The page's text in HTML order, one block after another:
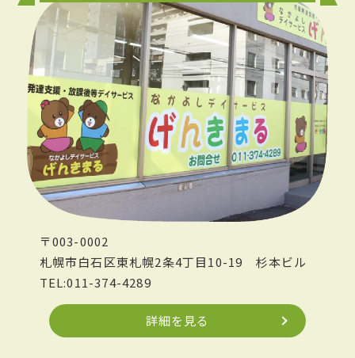
〒003-0002
札幌市白石区東札幌2条4丁目10-19 杉本ビル
TEL:011-374-4289
詳細を見る